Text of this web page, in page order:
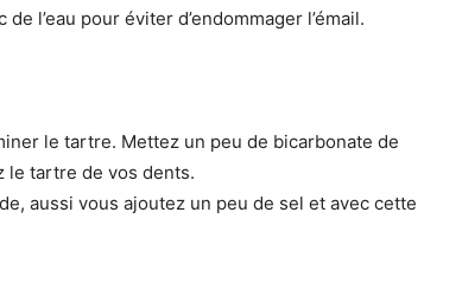
l’eau pour éviter d’endommager l’émail.
le tartre. Mettez un peu de bicarbonate de
le tartre de vos dents.
aussi vous ajoutez un peu de sel et avec cette